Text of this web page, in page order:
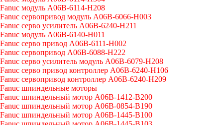
Fanuc модуль A06B-6114-H208
Fanuc сервопривод модуль A06B-6066-H003
Fanuc серво усилитель A06B-6240-H211
Fanuc модуль A06B-6140-H011
Fanuc серво привод A06B-6111-H002
Fanuc сервопривод A06B-6088-H222
Fanuc серво усилитель модуль A06B-6079-H208
Fanuc серво привод контроллер A06B-6240-H106
Fanuc сервопривод контроллер A06B-6240-H209
Fanuc шпиндельные моторы
Fanuc шпиндельный мотор A06B-1412-B200
Fanuc шпиндельный мотор A06B-0854-B190
Fanuc шпиндельный мотор A06B-1445-B100